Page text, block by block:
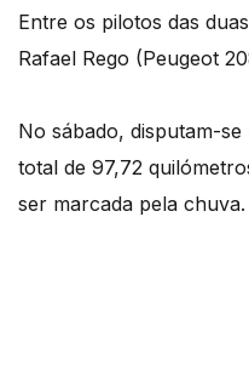
Entre os pilotos das
Rafael Rego (Peugeot
No sábado, disputam-
total de 97,72
ser marcada pela chuva.